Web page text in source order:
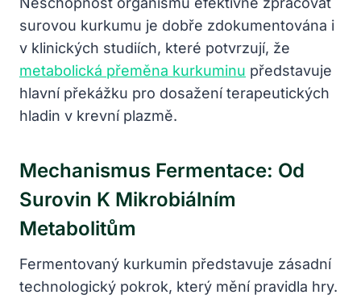
surovou kurkumu je dobře zdokumentována i
v klinických studiích, které potvrzují, že
metabolická přeměna kurkuminu představuje
hlavní překážku pro dosažení terapeutických
hladin v krevní plazmě.
Mechanismus Fermentace: Od
Surovin K Mikrobiálním
Metabolitům
Fermentovaný kurkumin představuje zásadní
technologický pokrok, který mění pravidla hry.